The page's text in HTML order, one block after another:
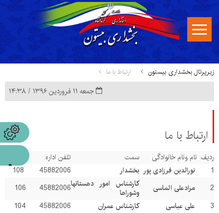
زیرپرتال بخشداری بیستون ارتباط با ما
جمعه ۱۱ فروردین ۱۳۹۶ / ۱۴:۳۸
ارتباط با ما
ردیف نام ونام خانوادگی سمت تلفن اداره
1
نورالدین فرزادی پور بخشدار 45882006
2
مرادعلی الماسی کارشناس امور دهستانها
وشوراها 45882006
106
3
علی عباسی کارشناس عمران 45882006
104